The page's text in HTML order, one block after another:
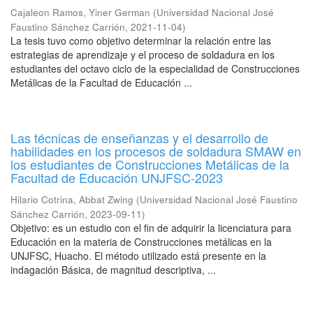
Cajaleon Ramos, Yiner German (Universidad Nacional José
Faustino Sánchez Carrión, 2021-11-04)
La tesis tuvo como objetivo determinar la relación entre las
estrategias de aprendizaje y el proceso de soldadura en los
estudiantes del octavo ciclo de la especialidad de Construcciones
Metálicas de la Facultad de Educación ...
Las técnicas de enseñanzas y el desarrollo de
habilidades en los procesos de soldadura SMAW en
los estudiantes de Construcciones Metálicas de la
Facultad de Educación UNJFSC-2023
Hilario Cotrina, Abbat Zwing (Universidad Nacional José Faustino
Sánchez Carrión, 2023-09-11)
Objetivo: es un estudio con el fin de adquirir la licenciatura para
Educación en la materia de Construcciones metálicas en la
UNJFSC, Huacho. El método utilizado está presente en la
indagación Básica, de magnitud descriptiva, ...